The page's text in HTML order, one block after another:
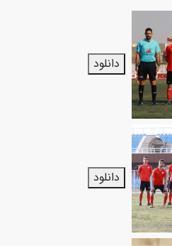
دانلود
دانلود